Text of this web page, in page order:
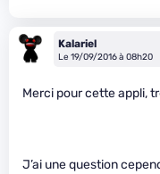
Kalariel
Le 19/09/2016 à 08h20
Merci pour cette appli,
J’ai une question